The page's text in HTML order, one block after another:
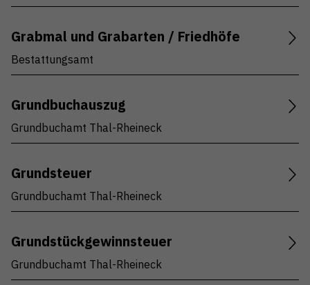
Grabmal und Grabarten / Friedhöfe
Bestattungsamt
Grundbuchauszug
Grundbuchamt Thal-Rheineck
Grundsteuer
Grundbuchamt Thal-Rheineck
Grundstückgewinnsteuer
Grundbuchamt Thal-Rheineck